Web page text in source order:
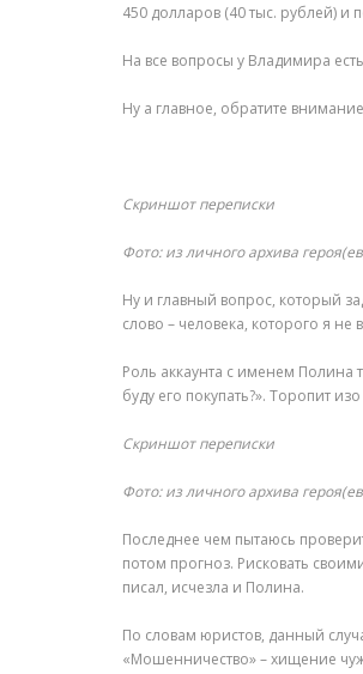
450 долларов (40 тыс. рублей) и
На все вопросы у Владимира
Ну а главное, обратите
Скриншот переписки
Фото: из личного архива
Ну и главный вопрос, который
слово – человека, которого я не
Роль аккаунта с именем Полина
буду его покупать?». Торопит изо
Скриншот переписки
Фото: из личного архива
Последнее чем пытаюсь
потом прогноз. Рисковать
писал, исчезла и Полина.
По словам юристов, данный
«Мошенничество» – хищение